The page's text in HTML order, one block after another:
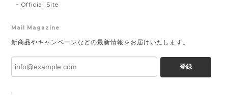
Official Site
Mail Magazine
新商品やキャンペーンなどの最新情報をお届けいたします。
登録